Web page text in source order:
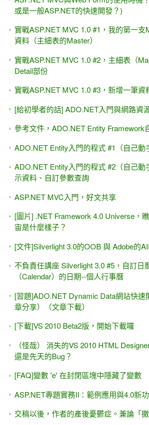
[ASP.NET MVC]十分鐘瞭解 前端(Front-
[ASP.NET] 5分鐘瞭解: 學 "後端"網頁程式
C#超入門 - 現學現賣，最實用的 C#入門
如何部署.NET Core MVC專案到 IIS上面
[ASP.NET 8.0 MVC] 線上教學 第一天課
Microsoft.Data.SqlClient命名空間
Lab.
[ASP.NET] Visual Studio 與 GitHub版本
想開發.NET 6 / .NET Core 6 只能用 VS
安裝與下載 VS2022，x64打造的IDE開
MVC)
[轉職] 寫程式真的能發大財、年薪百萬嗎
[ASP.NET MVC] VS2022 / .NET Core 6
mis2000lab線上課程？
[ASP.NET Core] WebAPI與JWT簡易入門
[ASP.NET Core] WebAPI與 Postman簡易
[ASP.NET Core MVC] 01-2A 初學者的第